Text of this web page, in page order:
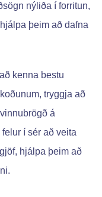
nýliða í forritun,
þeim að dafna
kenna bestu
tryggja að
á
í sér að veita
hjálpa þeim að